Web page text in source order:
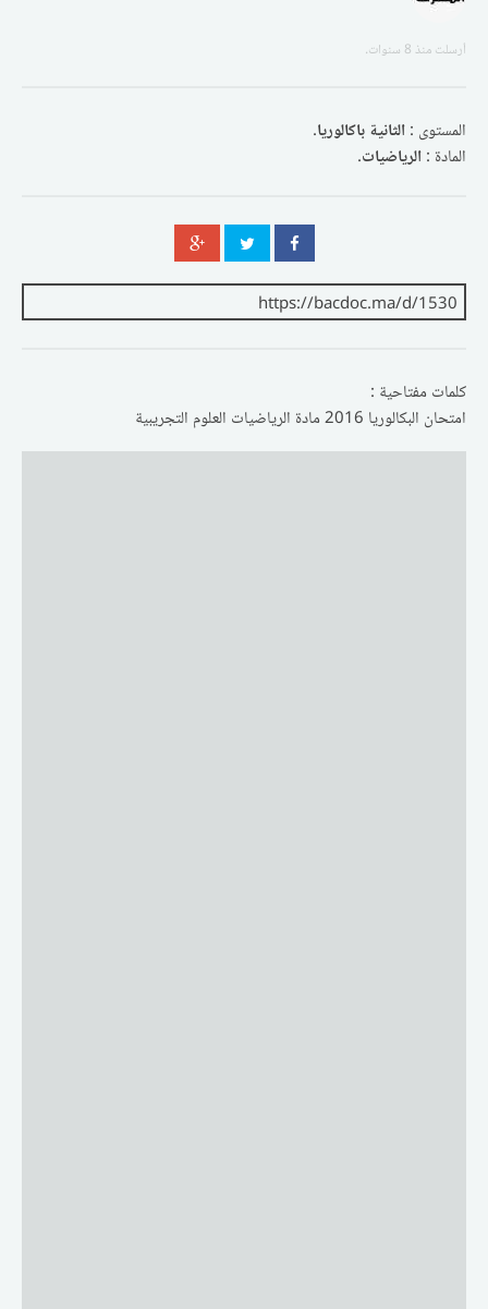
أرسلت منذ 8 سنوات .
المستوى : الثانية باكالوريا.
المادة : الرياضيات.
كلمات مفتاحية :
امتحان البكالوريا 2016 مادة الرياضيات العلوم التجريبية